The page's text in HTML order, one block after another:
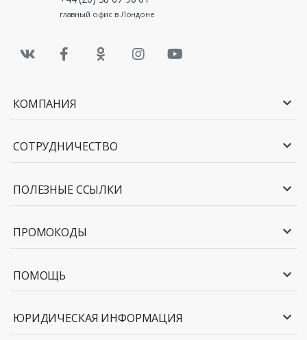
главный офис в Лондоне
КОМПАНИЯ
СОТРУДНИЧЕСТВО
ПОЛЕЗНЫЕ ССЫЛКИ
ПРОМОКОДЫ
ПОМОЩЬ
ЮРИДИЧЕСКАЯ ИНФОРМАЦИЯ